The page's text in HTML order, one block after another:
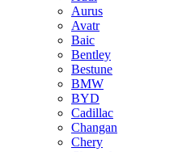
Aurus
Avatr
Baic
Bentley
Bestune
BMW
BYD
Cadillac
Changan
Chery